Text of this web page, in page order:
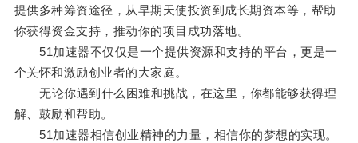
提供多种筹资途径，从早期天使投资到成长期资本等，帮助
你获得资金支持，推动你的项目成功落地。
51加速器不仅仅是一个提供资源和支持的平台，更是一
个关怀和激励创业者的大家庭。
无论你遇到什么困难和挑战，在这里，你都能够获得理
解、鼓励和帮助。
51加速器相信创业精神的力量，相信你的梦想的实现。